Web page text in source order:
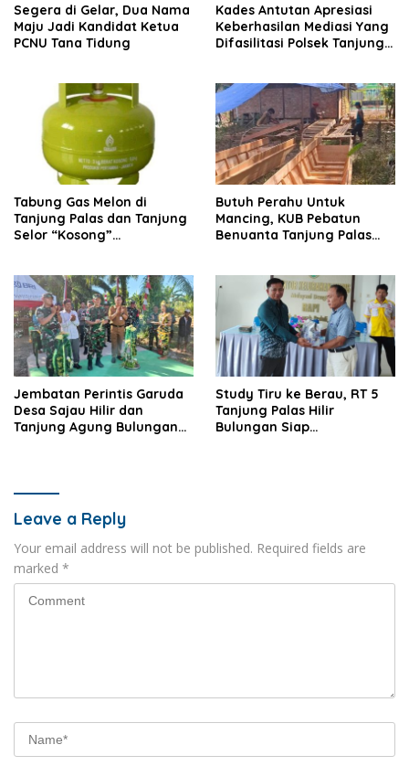
Segera di Gelar, Dua Nama
Maju Jadi Kandidat Ketua
PCNU Tana Tidung
Kades Antutan Apresiasi
Keberhasilan Mediasi Yang
Difasilitasi Polsek Tanjung
Tabung Gas Melon di
Tanjung Palas dan Tanjung
Selor “Kosong”
Butuh Perahu Untuk
Mancing, KUB Pebatun
Benuanta Tanjung Palas
Jembatan Perintis Garuda
Desa Sajau Hilir dan
Tanjung Agung Bulungan
Study Tiru ke Berau, RT 5
Tanjung Palas Hilir
Bulungan Siap
Leave a Reply
Your email address will not be published. Required fields are
marked *